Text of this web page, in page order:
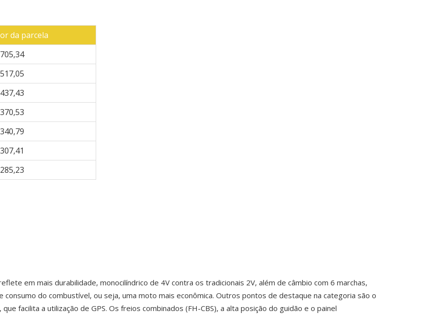
da parcela
em mais durabilidade, monocilíndrico de 4V contra os tradicionais 2V, além de câmbio com 6 marchas,
do combustível, ou seja, uma moto mais econômica. Outros pontos de destaque na categoria são o
facilita a utilização de GPS. Os freios combinados (FH-CBS), a alta posição do guidão e o painel